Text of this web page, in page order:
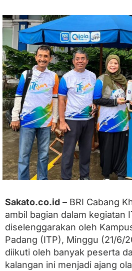
y
H
i
d
u
p
S
e
h
a
t
,
K
h
a
i
S
u
a
i
m
Sakato.co.id – BRI Cabang
ambil bagian dalam kegiatan
diselenggarakan oleh
Padang (ITP), Minggu (21/6/
diikuti oleh banyak peserta
kalangan ini menjadi ajang